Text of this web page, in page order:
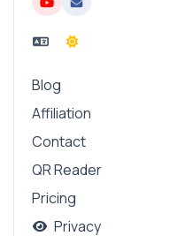
Blog
Affiliation
Contact
QR Reader
Pricing
Privacy